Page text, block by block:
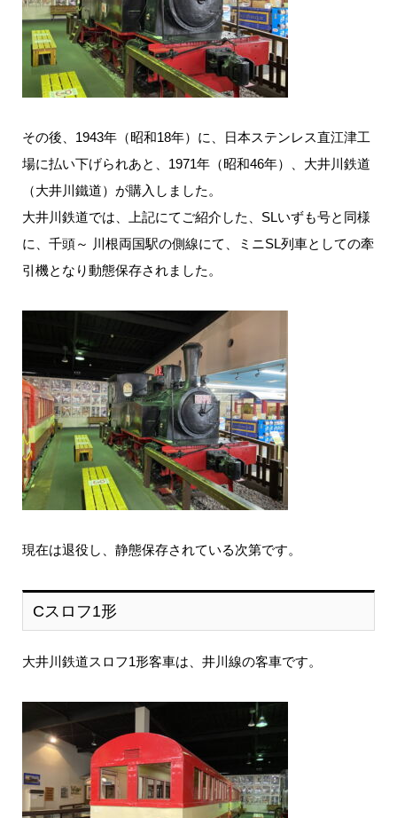
その後、1943年（昭和18年）に、日本ステンレス直江津工
場に払い下げられあと、1971年（昭和46年）、大井川鉄道
（大井川鐵道）が購入しました。
大井川鉄道では、上記にてご紹介した、SLいずも号と同様
に、千頭～ 川根両国駅の側線にて、ミニSL列車としての牽
引機となり動態保存されました。
現在は退役し、静態保存されている次第です。
Cスロフ1形
大井川鉄道スロフ1形客車は、井川線の客車です。